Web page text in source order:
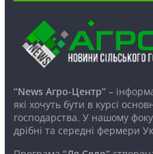
“News Агро-Центр”–
які хочуть бути в курсі
господарства. У нашому
дрібні та середні фермери